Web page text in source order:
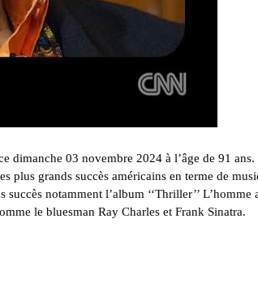
dimanche 03 novembre 2024 à l’âge de 91 ans.
plus grands succès américains en terme de
notamment l’album ‘‘Thriller’’ L’homme
le bluesman Ray Charles et Frank Sinatra.